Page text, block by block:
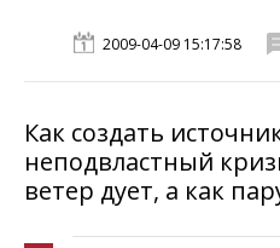
2009-04-09 15:17:58
Как создать
неподвластный
ветер дует, а как